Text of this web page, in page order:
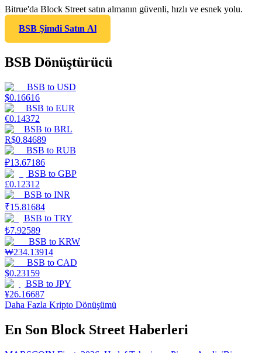
Bitrue'da Block Street satın almanın güvenli, hızlı ve esnek yolu.
BSB Şimdi Satın Al
BSB Dönüştürücü
BSB to USD
$0.16616
BSB to EUR
€0.14372
BSB to BRL
R$0.84689
BSB to RUB
₽13.67186
BSB to GBP
£0.12312
BSB to INR
₹15.81684
BSB to TRY
₺7.92589
BSB to KRW
₩234.13914
BSB to CAD
$0.23159
BSB to JPY
¥26.16687
Daha Fazla Kripto Dönüşümü
En Son Block Street Haberleri